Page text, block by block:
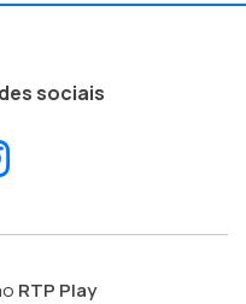
sociais
RTP Play